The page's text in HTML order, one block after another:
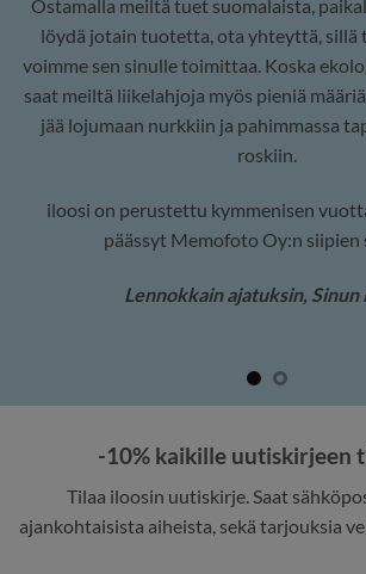
Ostamalla meiltä tuet suomalaista,
löydä jotain tuotetta, ota yhteyttä, sillä
voimme sen sinulle toimittaa. Koska
saat meiltä liikelahjoja myös pieniä
jää lojumaan nurkkiin ja pahimmassa
roskiin.
iloosi on perustettu kymmenisen
päässyt Memofoto Oy:n siipien
Lennokkain ajatuksin, Sinun
-10% kaikille uutiskirjeen
Tilaa iloosin uutiskirje. Saat
ajankohtaisista aiheista, sekä tarjouksia